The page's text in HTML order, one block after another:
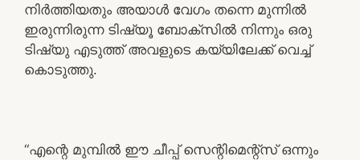
നിർത്തിയതും അയാൾ വേഗം തന്നെ മുന്നിൽ
ഇരുന്നിരുന്ന ടിഷ്യൂ ബോക്സിൽ നിന്നും ഒരു
ടിഷ്യു എടുത്ത് അവളുടെ കയ്യിലേക്ക് വെച്ച്
കൊടുത്തു.
“എന്റെ മുമ്പിൽ ഈ ചീപ്പ് സെന്റിമെന്റ്സ് ഒന്നും